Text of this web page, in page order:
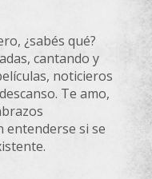
¿sabés qué?
cantando y
noticieros
Te amo,
entenderse si se